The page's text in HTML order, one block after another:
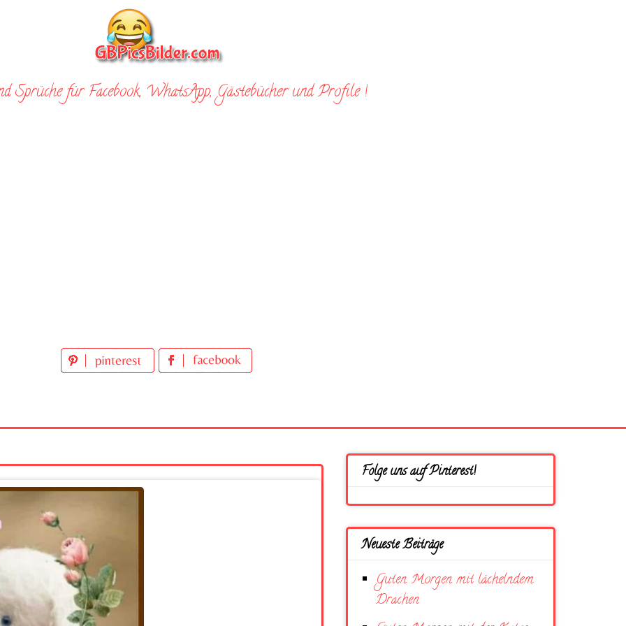
Sprüche für Facebook, WhatsApp, Gästebücher und Profile !
Folge uns auf Pinterest!
Neueste Beiträge
Guten Morgen mit lächelndem
Drachen